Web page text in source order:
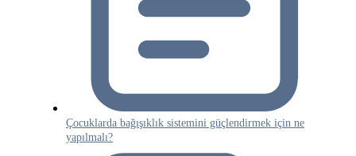
Çocuklarda bağışıklık sistemini güçlendirmek için ne
yapılmalı?